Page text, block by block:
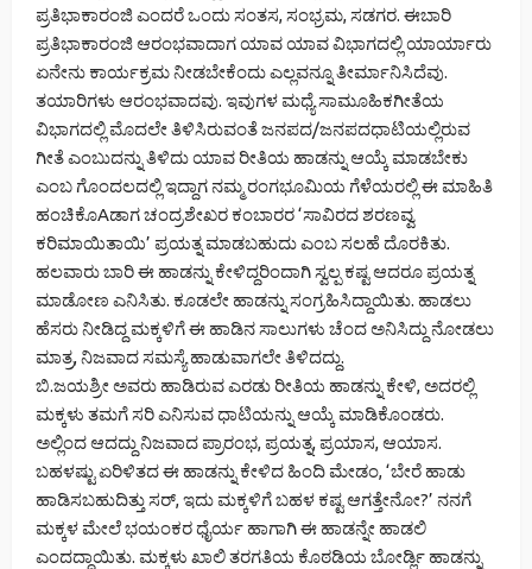
ಪ್ರತಿಭಾಕಾರಂಜಿ ಎಂದರೆ ಒಂದು ಸಂತಸ, ಸಂಭ್ರಮ, ಸಡಗರ. ಈಬಾರಿ
ಪ್ರತಿಭಾಕಾರಂಜಿ ಆರಂಭವಾದಾಗ ಯಾವ ಯಾವ ವಿಭಾಗದಲ್ಲಿ ಯಾರ್ಯಾರು
ಏನೇನು ಕಾರ್ಯಕ್ರಮ ನೀಡಬೇಕೆಂದು ಎಲ್ಲವನ್ನೂ ತೀರ್ಮಾನಿಸಿದೆವು.
ತಯಾರಿಗಳು ಆರಂಭವಾದವು. ಇವುಗಳ ಮಧ್ಯೆ ಸಾಮೂಹಿಕಗೀತೆಯ
ವಿಭಾಗದಲ್ಲಿ ಮೊದಲೇ ತಿಳಿಸಿರುವಂತೆ ಜನಪದ/ಜನಪದಧಾಟಿಯಲ್ಲಿರುವ
ಗೀತೆ ಎಂಬುದನ್ನು ತಿಳಿದು ಯಾವ ರೀತಿಯ ಹಾಡನ್ನು ಆಯ್ಕೆ ಮಾಡಬೇಕು
ಎಂಬ ಗೊಂದಲದಲ್ಲಿ ಇದ್ದಾಗ ನಮ್ಮ ರಂಗಭೂಮಿಯ ಗೆಳೆಯರಲ್ಲಿ ಈ ಮಾಹಿತಿ
ಹಂಚಿಕೊAಡಾಗ ಚಂದ್ರಶೇಖರ ಕಂಬಾರರ ‘ಸಾವಿರದ ಶರಣವ್ವ
ಕರಿಮಾಯಿತಾಯಿ’ ಪ್ರಯತ್ನ ಮಾಡಬಹುದು ಎಂಬ ಸಲಹೆ ದೊರಕಿತು.
ಹಲವಾರು ಬಾರಿ ಈ ಹಾಡನ್ನು ಕೇಳಿದ್ದರಿಂದಾಗಿ ಸ್ವಲ್ಪ ಕಷ್ಟ ಆದರೂ ಪ್ರಯತ್ನ
ಮಾಡೋಣ ಎನಿಸಿತು. ಕೂಡಲೇ ಹಾಡನ್ನು ಸಂಗ್ರಹಿಸಿದ್ದಾಯಿತು. ಹಾಡಲು
ಹೆಸರು ನೀಡಿದ್ದ ಮಕ್ಕಳಿಗೆ ಈ ಹಾಡಿನ ಸಾಲುಗಳು ಚೆಂದ ಅನಿಸಿದ್ದು ನೋಡಲು
ಮಾತ್ರ, ನಿಜವಾದ ಸಮಸ್ಯೆ ಹಾಡುವಾಗಲೇ ತಿಳಿದದ್ದು.
ಬಿ.ಜಯಶ್ರೀ ಅವರು ಹಾಡಿರುವ ಎರಡು ರೀತಿಯ ಹಾಡನ್ನು ಕೇಳಿ, ಅದರಲ್ಲಿ
ಮಕ್ಕಳು ತಮಗೆ ಸರಿ ಎನಿಸುವ ಧಾಟಿಯನ್ನು ಆಯ್ಕೆ ಮಾಡಿಕೊಂಡರು.
ಅಲ್ಲಿಂದ ಆದದ್ದು ನಿಜವಾದ ಪ್ರಾರಂಭ, ಪ್ರಯತ್ನ, ಪ್ರಯಾಸ, ಆಯಾಸ.
ಬಹಳಷ್ಟು ಏರಿಳಿತದ ಈ ಹಾಡನ್ನು ಕೇಳಿದ ಹಿಂದಿ ಮೇಡಂ, ‘ಬೇರೆ ಹಾಡು
ಹಾಡಿಸಬಹುದಿತ್ತು ಸರ್, ಇದು ಮಕ್ಕಳಿಗೆ ಬಹಳ ಕಷ್ಟ ಆಗತ್ತೇನೋ?’ ನನಗೆ
ಮಕ್ಕಳ ಮೇಲೆ ಭಯಂಕರ ಧೈರ್ಯ ಹಾಗಾಗಿ ಈ ಹಾಡನ್ನೇ ಹಾಡಲಿ
ಎಂದದ್ದಾಯಿತು. ಮಕ್ಕಳು ಖಾಲಿ ತರಗತಿಯ ಕೊಠಡಿಯ ಬೋರ್ಡ್ಲಿ ಹಾಡನ್ನು